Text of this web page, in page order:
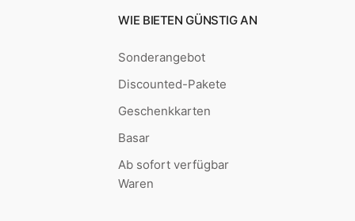
WIE BIETEN GÜNSTIG AN
Sonderangebot
Discounted-Pakete
Geschenkkarten
Basar
Ab sofort verfügbar
Waren